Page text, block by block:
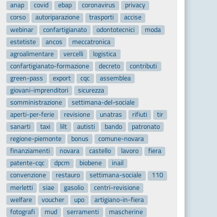
anap
covid ebap coronavirus
privacy
corso
autoriparazione trasporti
accise
webinar
confartigianato odontotecnici
moda
estetiste
ancos
meccatronica
agroalimentare
vercelli
logistica
confartigianato-formazione
decreto
contributi
green-pass
export cqc
assemblea
giovani-imprenditori
sicurezza
somministrazione
settimana-del-sociale
aperti-per-ferie
revisione unatras rifiuti
tir
sanarti
taxi lilt autisti bando
patronato
regione-piemonte
bonus
comune-novara
finanziamenti
novara castello lavoro
fiera
patente-cqc
dpcm biobene
inail
convenzione
restauro settimana-sociale
110
merletti
siae gasolio
centri-revisione
welfare
voucher upo
artigiano-in-fiera
fotografi
mud serramenti
mascherine